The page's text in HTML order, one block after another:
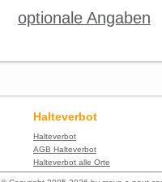
optionale Angaben
Halteverbot
Halteverbot
AGB Halteverbot
Halteverbot alle Orte